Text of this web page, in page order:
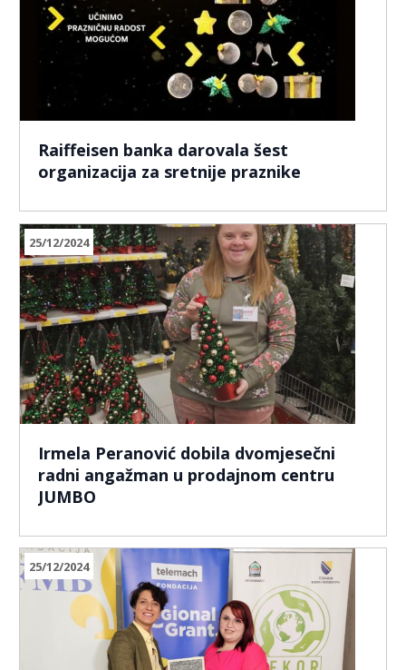
Raiffeisen banka darovala šest
organizacija za sretnije praznike
25/12/2024
Irmela Peranović dobila dvomjesečni
radni angažman u prodajnom centru
JUMBO
25/12/2024